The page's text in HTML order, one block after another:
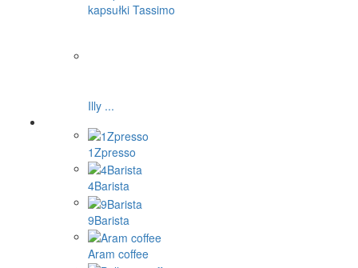
kapsułki Tassimo
Illy ...
1Zpresso
4Barista
9Barista
Aram coffee